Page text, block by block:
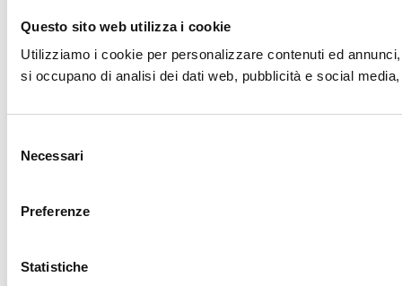
Questo sito web utilizza i cookie
Utilizziamo i cookie per personalizzare contenuti ed
si occupano di analisi dei dati web, pubblicità e social
delNecessari
Preferenze
Statistiche